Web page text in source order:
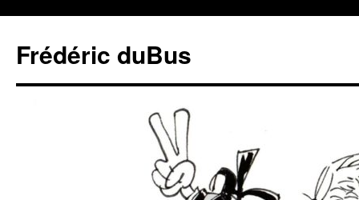
Frédéric duBus